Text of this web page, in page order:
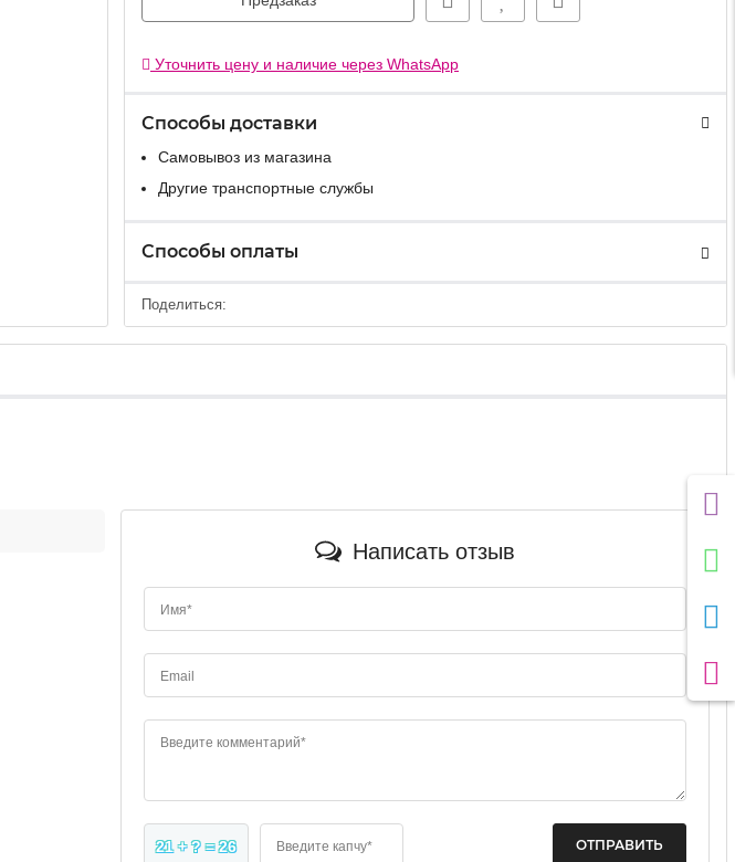
Уточнить цену и наличие через WhatsApp
Способы доставки
Самовывоз из магазина
Другие транспортные службы
Способы оплаты
Поделиться:
Написать отзыв
Имя*
Email
Введите комментарий*
21 + ? = 26 Введите капчу*